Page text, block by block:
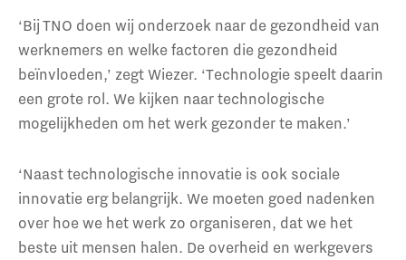
‘Bij TNO doen wij onderzoek naar de gezondheid van
werknemers en welke factoren die gezondheid
beïnvloeden,’ zegt Wiezer. ‘Technologie speelt daarin
een grote rol. We kijken naar technologische
mogelijkheden om het werk gezonder te maken.’
‘Naast technologische innovatie is ook sociale
innovatie erg belangrijk. We moeten goed nadenken
over hoe we het werk zo organiseren, dat we het
beste uit mensen halen. De overheid en werkgevers